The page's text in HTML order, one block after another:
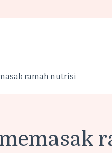
ramah nutrisi